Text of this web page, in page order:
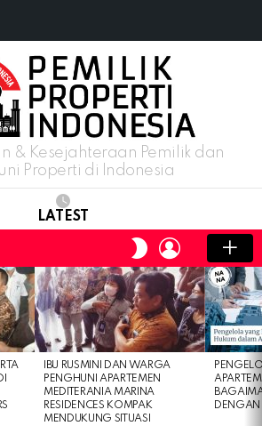
& Kesejahteraan Pemilik dan
Properti di Indonesia
LATEST
SWITCH
SKIN
LOGIN
IBU RUSMINI DAN WARGA
PENGHUNI APARTEMEN
MEDITERANIA MARINA
RESIDENCES KOMPAK
MENDUKUNG SITUASI
DENGAN